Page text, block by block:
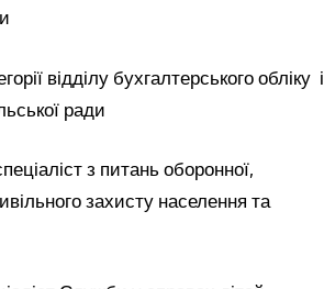
відділу бухгалтерського обліку і
ради
з питань оборонної,
захисту населення та